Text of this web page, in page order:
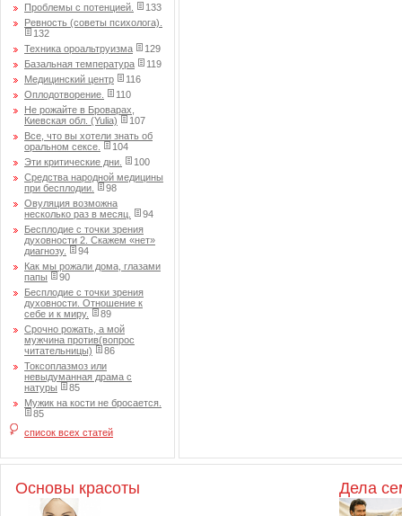
Проблемы с потенцией.
133
Ревность (советы психолога).
132
Техника ороальтруизма
129
Базальная температура
119
Медицинский центр
116
Оплодотворение.
110
Не рожайте в Броварах,
Киевская обл. (Yulia)
107
Все, что вы хотели знать об
оральном сексе.
104
Эти критические дни.
100
Средства народной медицины
при бесплодии.
98
Овуляция возможна
несколько раз в месяц.
94
Бесплодие с точки зрения
духовности 2. Скажем «нет»
диагнозу.
94
Как мы рожали дома, глазами
папы
90
Бесплодие с точки зрения
духовности. Отношение к
себе и к миру.
89
Срочно рожать, а мой
мужчина против(вопрос
читательницы)
86
Токсоплазмоз или
невыдуманная драма с
натуры
85
Мужик на кости не бросается.
85
список всех статей
Основы красоты Дела